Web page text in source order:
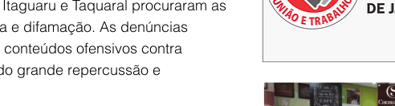
e Taquaral procuraram as
e difamação. As denúncias
ofensivos contra
grande repercussão e